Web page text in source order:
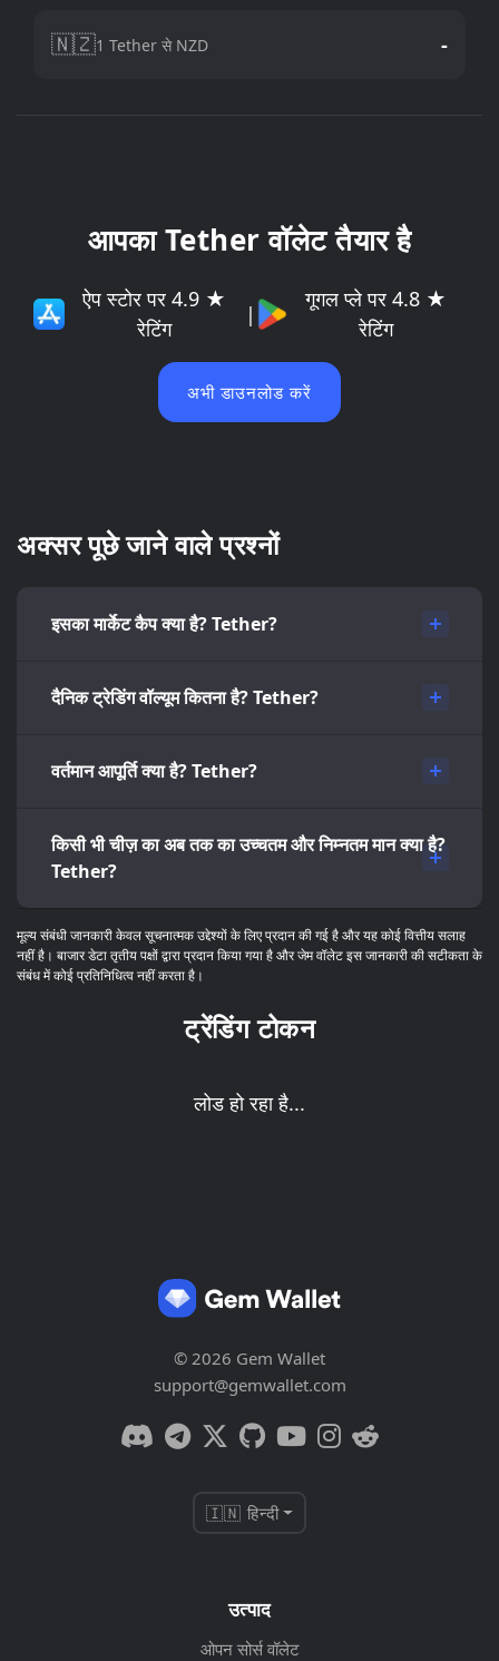
🇳🇿1 Tether से NZD -
आपका Tether वॉलेट तैयार है
ऐप स्टोर पर 4.9 ★
रेटिंग
|
गूगल प्ले पर 4.8 ★
रेटिंग
अभी डाउनलोड करें
अक्सर पूछे जाने वाले प्रश्नों
इसका मार्केट कैप क्या है? Tether?
दैनिक ट्रेडिंग वॉल्यूम कितना है? Tether?
वर्तमान आपूर्ति क्या है? Tether?
किसी भी चीज़ का अब तक का उच्चतम और निम्नतम मान क्या है?
Tether?
मूल्य संबंधी जानकारी केवल सूचनात्मक उद्देश्यों के लिए प्रदान की गई है और यह कोई वित्तीय सलाह
नहीं है। बाजार डेटा तृतीय पक्षों द्वारा प्रदान किया गया है और जेम वॉलेट इस जानकारी की सटीकता के
संबंध में कोई प्रतिनिधित्व नहीं करता है।
ट्रेंडिंग टोकन
लोड हो रहा है...
© 2026 Gem Wallet
support@gemwallet.com
🇮🇳 हिन्दी
उत्पाद
ओपन सोर्स वॉलेट